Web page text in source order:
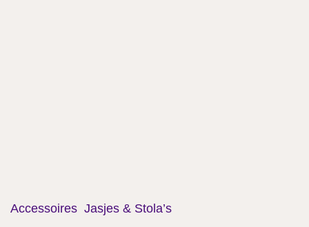
Accessoires Jasjes & Stola’s